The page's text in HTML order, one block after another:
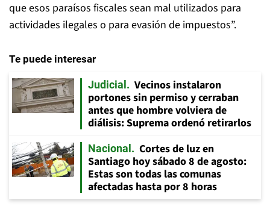
que esos paraísos fiscales sean mal utilizados para
actividades ilegales o para evasión de impuestos”.
Te puede interesar
Judicial
Vecinos instalaron
portones sin permiso y cerraban
antes que hombre volviera de
diálisis: Suprema ordenó retirarlos
Nacional
Cortes de luz en
Santiago hoy sábado 8 de agosto:
Estas son todas las comunas
afectadas hasta por 8 horas